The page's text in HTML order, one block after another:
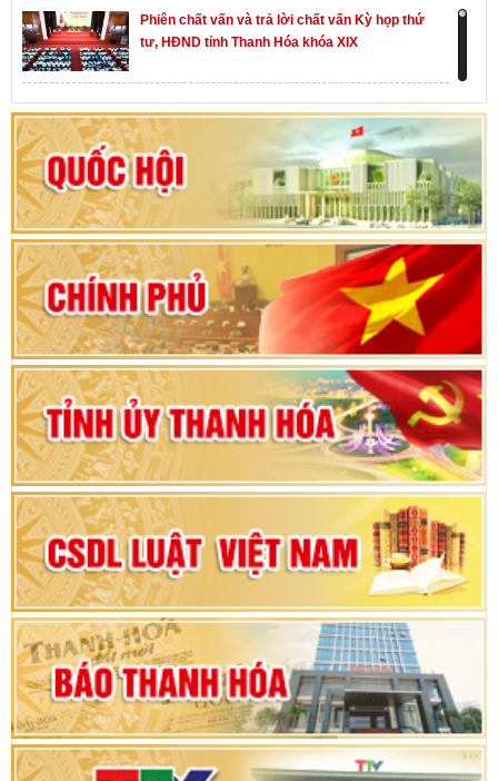
Phiên chất vấn và trả lời chất vấn Kỳ họp thứ
tư, HĐND tỉnh Thanh Hóa khóa XIX
Khai mạc kỳ họp thứ Nhất, Quốc hội khóa XVI
Hướng dẫn quy trình bỏ phiếu bầu cử ĐBQH
khoá XVI và đại biểu HĐND các cấp nhiệm kỳ
2026-2031
80 năm Quốc hội Việt Nam: vì lợi ích Nhân dân,
vì sự phát triển của đất nước
Bộ Chính trị duyệt nội dung Đại hội đại biểu
Đảng bộ tỉnh Thanh Hóa lần thứ XX, nhiệm kỳ
2025 - 2030
Đại hội đại biểu Đảng bộ xã Yên Thọ lần thứ I,
nhiệm kỳ 2025 – 2030
Đại hội Đảng bộ xã Yên Ninh lần thứ nhất,
nhiệm kỳ 2025 - 2030
Khai mạc Kỳ họp bất thường lần thứ 9, Quốc
hội khóa XV
Phiên thảo luận Kỳ họp thứ 24, HĐND tỉnh
Thanh Hóa khóa XVIII, nhiệm kỳ 2021 - 2026